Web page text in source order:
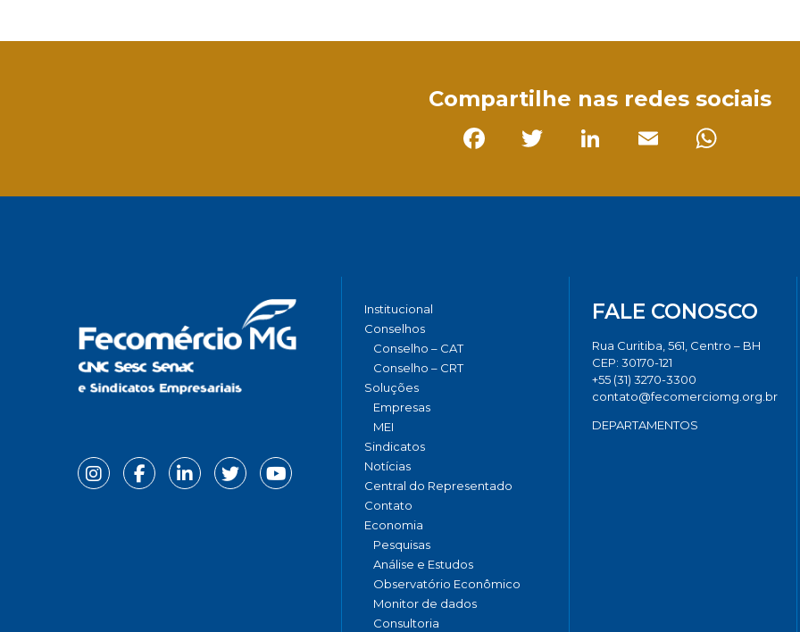
Compartilhe nas redes sociais
Institucional
Conselhos
Conselho – CAT
Conselho – CRT
Soluções
Empresas
MEI
Sindicatos
Notícias
Central do Representado
Contato
Economia
Pesquisas
Análise e Estudos
Observatório Econômico
Monitor de dados
Consultoria
FALE CONOSCO
Rua Curitiba, 561, Centro – BH
CEP: 30170-121
+55 (31) 3270-3300
contato@fecomerciomg.org.br
DEPARTAMENTOS